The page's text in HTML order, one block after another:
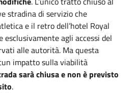
stradina di servizio che
e il retro dell’hotel Royal
esclusivamente agli accessi del
alle autorità. Ma questa
impatto sulla viabilità
sarà chiusa e non è previsto
.